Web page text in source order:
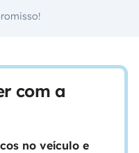
com a
no veículo e